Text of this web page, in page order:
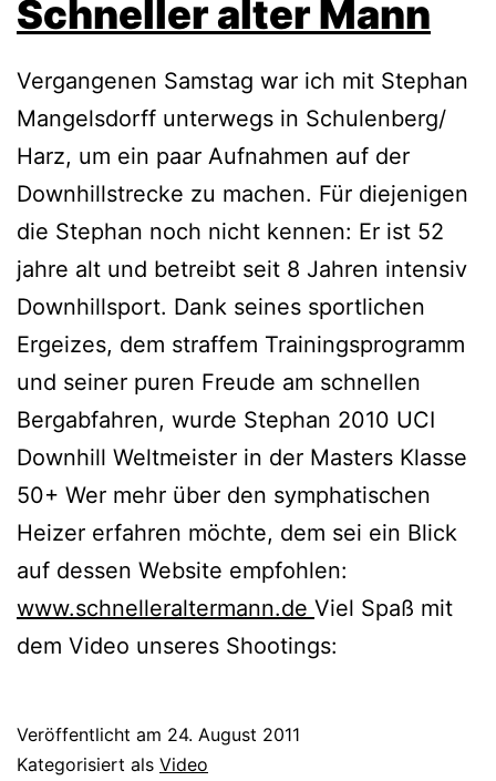
Schneller alter Mann
Vergangenen Samstag war ich mit Stephan
Mangelsdorff unterwegs in Schulenberg/
Harz, um ein paar Aufnahmen auf der
Downhillstrecke zu machen. Für diejenigen
die Stephan noch nicht kennen: Er ist 52
jahre alt und betreibt seit 8 Jahren intensiv
Downhillsport. Dank seines sportlichen
Ergeizes, dem straffem Trainingsprogramm
und seiner puren Freude am schnellen
Bergabfahren, wurde Stephan 2010 UCI
Downhill Weltmeister in der Masters Klasse
50+ Wer mehr über den symphatischen
Heizer erfahren möchte, dem sei ein Blick
auf dessen Website empfohlen:
www.schnelleraltermann.de Viel Spaß mit
dem Video unseres Shootings:
Veröffentlicht am 24. August 2011
Kategorisiert als Video